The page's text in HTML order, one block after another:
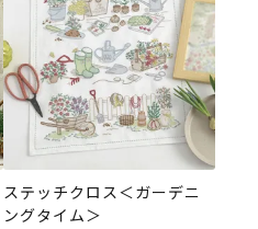
ステッチクロス＜ガーデニ
ングタイム＞